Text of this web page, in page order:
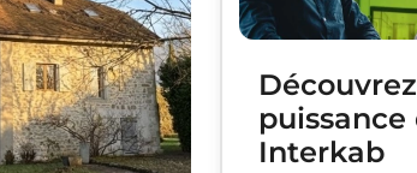
puissance
Interkab